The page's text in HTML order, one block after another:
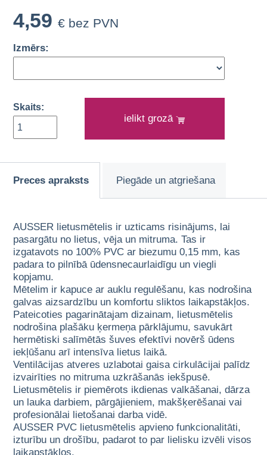
4,59 € bez PVN
Izmērs:
Skaits:
ielikt grozā
Preces apraksts Piegāde un atgriešana
AUSSER lietusmētelis ir uzticams risinājums, lai
pasargātu no lietus, vēja un mitruma. Tas ir
izgatavots no 100% PVC ar biezumu 0,15 mm, kas
padara to pilnībā ūdensnecaurlaidīgu un viegli
kopjamu.
Mētelim ir kapuce ar auklu regulēšanu, kas nodrošina
galvas aizsardzību un komfortu sliktos laikapstākļos.
Pateicoties pagarinātajam dizainam, lietusmētelis
nodrošina plašāku ķermeņa pārklājumu, savukārt
hermētiski salīmētās šuves efektīvi novērš ūdens
iekļūšanu arī intensīva lietus laikā.
Ventilācijas atveres uzlabotai gaisa cirkulācijai palīdz
izvairīties no mitruma uzkrāšanās iekšpusē.
Lietusmētelis ir piemērots ikdienas valkāšanai, dārza
un lauka darbiem, pārgājieniem, makšķerēšanai vai
profesionālai lietošanai darba vidē.
AUSSER PVC lietusmētelis apvieno funkcionalitāti,
izturību un drošību, padarot to par lielisku izvēli visos
laikapstākļos.